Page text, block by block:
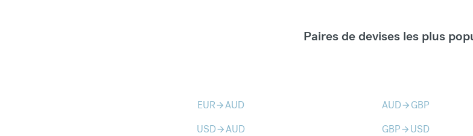
Paires de devises les plus
EURarrow_forwardAUD AUDarrow_forward GBP
USDarrow_forwardAUD GBParrow_forward USD